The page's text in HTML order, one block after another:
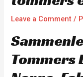
Leave a Comment /
Tommers